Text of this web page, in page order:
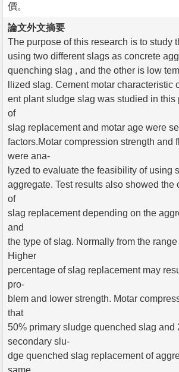
價。
論文外文摘要
The purpose of this research is to study
using two different slags as concrete
quenching slag , and the other is low
llized slag. Cement motar characteristic
ent plant sludge slag was studied in this
of
slag replacement and motar age were
factors.Motar compression strength and
were ana-
lyzed to evaluate the feasibility of using
aggregate. Test results also showed the
of
slag replacement depending on the
and
the type of slag. Normally from the
Higher
percentage of slag replacement may
pro-
blem and lower strength. Motar
that
50% primary sludge quenched slag and
secondary slu-
dge quenched slag replacement of
same